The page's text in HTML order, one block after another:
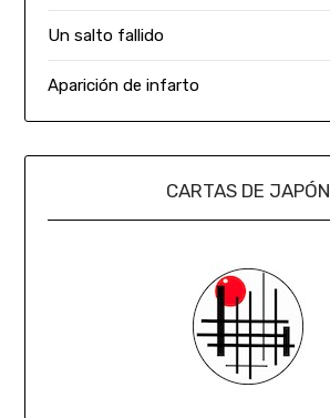
Un salto fallido
Aparición de infarto
CARTAS DE JAPÓN